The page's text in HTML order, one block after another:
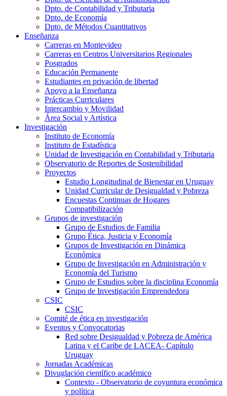
Dpto. de Contabilidad y Tributaria
Dpto. de Economía
Dpto. de Métodos Cuantitativos
Enseñanza
Carreras en Montevideo
Carreras en Centros Universitarios Regionales
Posgrados
Educación Permanente
Estudiantes en privación de libertad
Apoyo a la Enseñanza
Prácticas Curriculares
Intercambio y Movilidad
Área Social y Artística
Investigación
Instituto de Economía
Instituto de Estadística
Unidad de Investigación en Contabilidad y Tributaria
Observatorio de Reportes de Sostenibilidad
Proyectos
Estudio Longitudinal de Bienestar en Uruguay
Unidad Curricular de Desigualdad y Pobreza
Encuestas Continuas de Hogares
Compatibilización
Grupos de investigación
Grupo de Estudios de Familia
Grupo Ética, Justicia y Economía
Grupos de Investigación en Dinámica
Económica
Grupo de Investigación en Administración y
Economía del Turismo
Grupo de Estudios sobre la disciplina Economía
Grupo de Investigación Emprendedora
CSIC
CSIC
Comité de ética en investigación
Eventos y Convocatorias
Red sobre Desigualdad y Pobreza de América
Latina y el Caribe de LACEA- Capítulo
Uruguay
Jornadas Académicas
Divuglación científico académico
Contexto - Observatorio de coyuntura económica
y política